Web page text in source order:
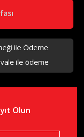
ile Ödeme
ile ödeme
Olun